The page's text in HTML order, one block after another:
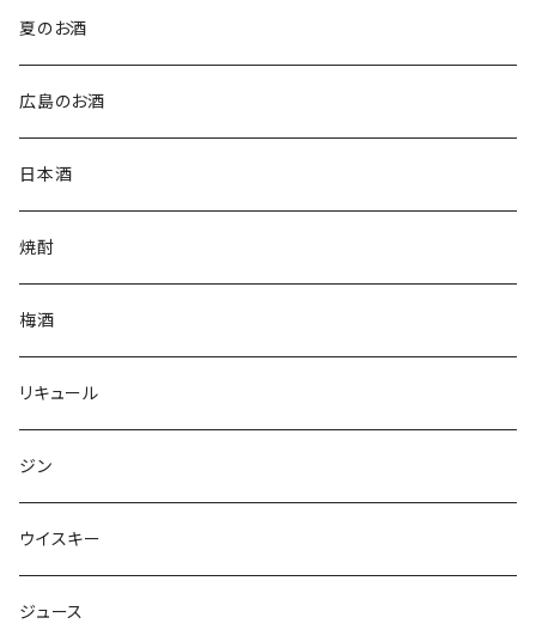
夏のお酒
広島のお酒
日本酒
焼酎
梅酒
リキュール
ジン
ウイスキー
ジュース